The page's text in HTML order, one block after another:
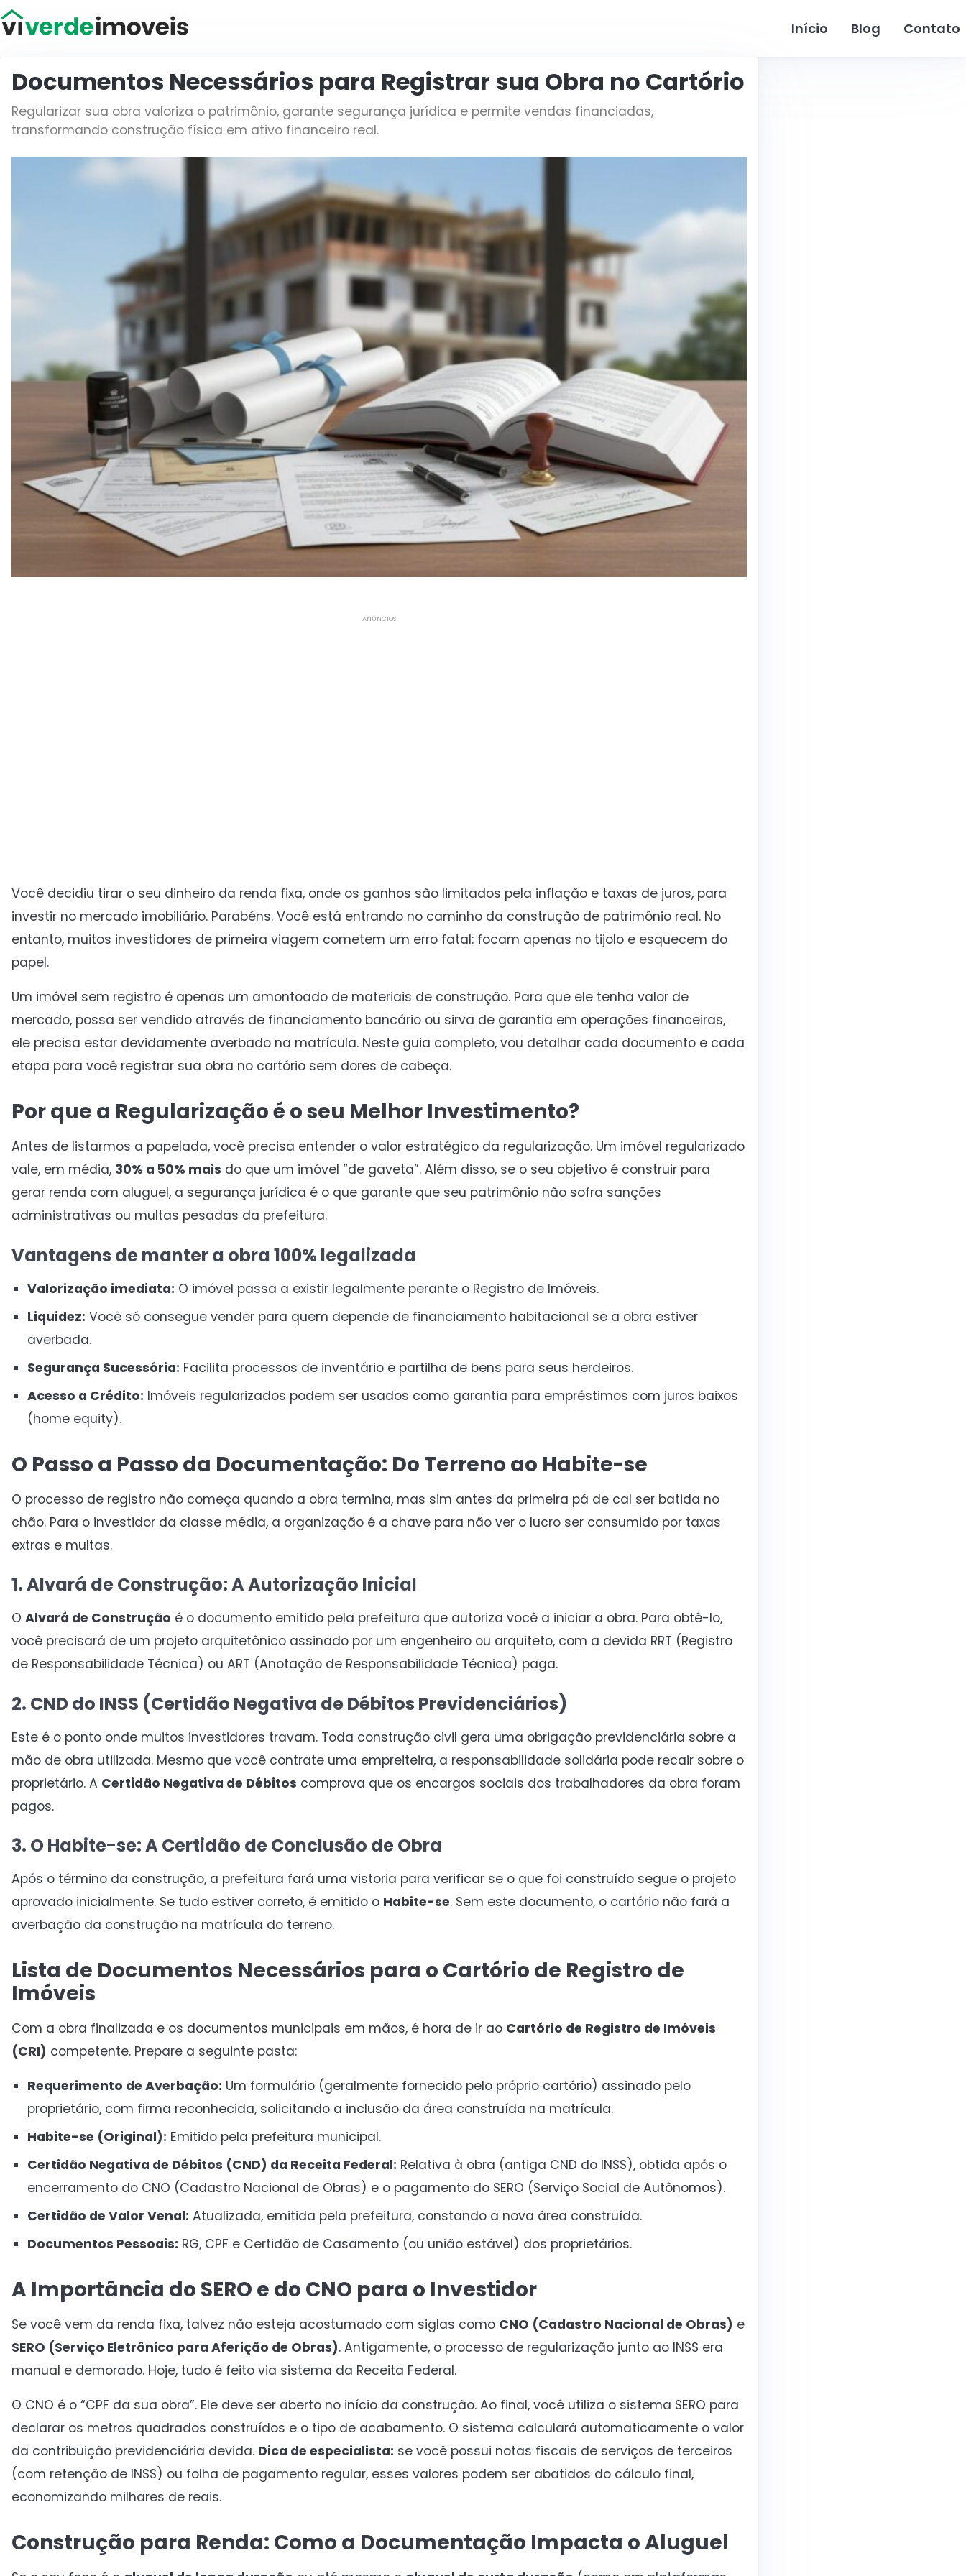
Viver de Imóveis Início Blog Contato
Documentos Necessários para Registrar sua Obra no Cartório
Regularizar sua obra valoriza o patrimônio, garante segurança jurídica e permite vendas financiadas,
transformando construção física em ativo financeiro real.
ANÚNCIOS
Você decidiu tirar o seu dinheiro da renda fixa, onde os ganhos são limitados pela inflação e taxas de juros, para
investir no mercado imobiliário. Parabéns. Você está entrando no caminho da construção de patrimônio real. No
entanto, muitos investidores de primeira viagem cometem um erro fatal: focam apenas no tijolo e esquecem do
papel.
Um imóvel sem registro é apenas um amontoado de materiais de construção. Para que ele tenha valor de
mercado, possa ser vendido através de financiamento bancário ou sirva de garantia em operações financeiras,
ele precisa estar devidamente averbado na matrícula. Neste guia completo, vou detalhar cada documento e cada
etapa para você registrar sua obra no cartório sem dores de cabeça.
Por que a Regularização é o seu Melhor Investimento?
Antes de listarmos a papelada, você precisa entender o valor estratégico da regularização. Um imóvel regularizado
vale, em média, 30% a 50% mais do que um imóvel “de gaveta”. Além disso, se o seu objetivo é construir para
gerar renda com aluguel, a segurança jurídica é o que garante que seu patrimônio não sofra sanções
administrativas ou multas pesadas da prefeitura.
Vantagens de manter a obra 100% legalizada
Valorização imediata: O imóvel passa a existir legalmente perante o Registro de Imóveis.
Liquidez: Você só consegue vender para quem depende de financiamento habitacional se a obra estiver
averbada.
Segurança Sucessória: Facilita processos de inventário e partilha de bens para seus herdeiros.
Acesso a Crédito: Imóveis regularizados podem ser usados como garantia para empréstimos com juros baixos
(home equity).
O Passo a Passo da Documentação: Do Terreno ao Habite-se
O processo de registro não começa quando a obra termina, mas sim antes da primeira pá de cal ser batida no
chão. Para o investidor da classe média, a organização é a chave para não ver o lucro ser consumido por taxas
extras e multas.
1. Alvará de Construção: A Autorização Inicial
O Alvará de Construção é o documento emitido pela prefeitura que autoriza você a iniciar a obra. Para obtê-lo,
você precisará de um projeto arquitetônico assinado por um engenheiro ou arquiteto, com a devida RRT (Registro
de Responsabilidade Técnica) ou ART (Anotação de Responsabilidade Técnica) paga.
2. CND do INSS (Certidão Negativa de Débitos Previdenciários)
Este é o ponto onde muitos investidores travam. Toda construção civil gera uma obrigação previdenciária sobre a
mão de obra utilizada. Mesmo que você contrate uma empreiteira, a responsabilidade solidária pode recair sobre o
proprietário. A Certidão Negativa de Débitos comprova que os encargos sociais dos trabalhadores da obra foram
pagos.
3. O Habite-se: A Certidão de Conclusão de Obra
Após o término da construção, a prefeitura fará uma vistoria para verificar se o que foi construído segue o projeto
aprovado inicialmente. Se tudo estiver correto, é emitido o Habite-se. Sem este documento, o cartório não fará a
averbação da construção na matrícula do terreno.
Lista de Documentos Necessários para o Cartório de Registro de
Imóveis
Com a obra finalizada e os documentos municipais em mãos, é hora de ir ao Cartório de Registro de Imóveis
(CRI) competente. Prepare a seguinte pasta:
Requerimento de Averbação: Um formulário (geralmente fornecido pelo próprio cartório) assinado pelo
proprietário, com firma reconhecida, solicitando a inclusão da área construída na matrícula.
Habite-se (Original): Emitido pela prefeitura municipal.
Certidão Negativa de Débitos (CND) da Receita Federal: Relativa à obra (antiga CND do INSS), obtida após o
encerramento do CNO (Cadastro Nacional de Obras) e o pagamento do SERO (Serviço Social de Autônomos).
Certidão de Valor Venal: Atualizada, emitida pela prefeitura, constando a nova área construída.
Documentos Pessoais: RG, CPF e Certidão de Casamento (ou união estável) dos proprietários.
A Importância do SERO e do CNO para o Investidor
Se você vem da renda fixa, talvez não esteja acostumado com siglas como CNO (Cadastro Nacional de Obras) e
SERO (Serviço Eletrônico para Aferição de Obras). Antigamente, o processo de regularização junto ao INSS era
manual e demorado. Hoje, tudo é feito via sistema da Receita Federal.
O CNO é o “CPF da sua obra”. Ele deve ser aberto no início da construção. Ao final, você utiliza o sistema SERO para
declarar os metros quadrados construídos e o tipo de acabamento. O sistema calculará automaticamente o valor
da contribuição previdenciária devida. Dica de especialista: se você possui notas fiscais de serviços de terceiros
(com retenção de INSS) ou folha de pagamento regular, esses valores podem ser abatidos do cálculo final,
economizando milhares de reais.
Construção para Renda: Como a Documentação Impacta o Aluguel